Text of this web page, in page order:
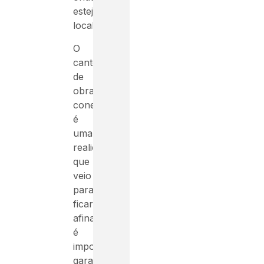
estejam
localizados.
O
canteiro
de
obras
conectado
é
uma
realidade
que
veio
para
ficar,
afinal
é
importante
garantir